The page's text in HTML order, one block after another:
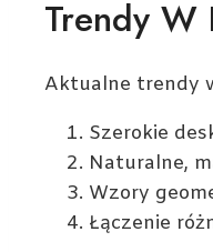
Trendy W
Aktualne trendy
Szerokie
Naturalne,
Wzory
Łączenie